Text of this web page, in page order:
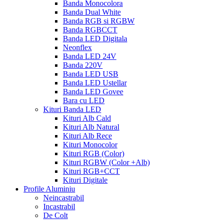
Banda Monocolora
Banda Dual White
Banda RGB si RGBW
Banda RGBCCT
Banda LED Digitala
Neonflex
Banda LED 24V
Banda 220V
Banda LED USB
Banda LED Ustellar
Banda LED Govee
Bara cu LED
Kituri Banda LED
Kituri Alb Cald
Kituri Alb Natural
Kituri Alb Rece
Kituri Monocolor
Kituri RGB (Color)
Kituri RGBW (Color +Alb)
Kituri RGB+CCT
Kituri Digitale
Profile Aluminiu
Neincastrabil
Incastrabil
De Colt